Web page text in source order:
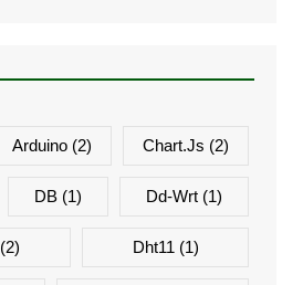
Arduino (2) Chart.js (2)
DB (1) Dd-Wrt (1)
(2) Dht11 (1)